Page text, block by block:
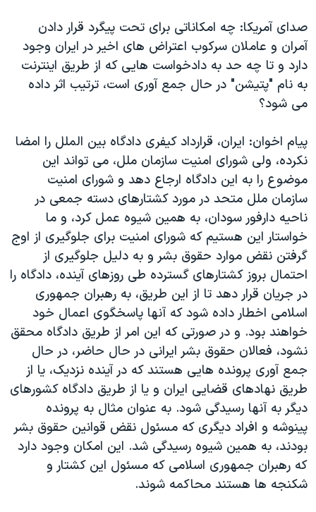
صدای آمریکا: چه امکاناتی برای تحت پیگرد قرار دادن
آمران و عاملان سرکوب اعتراض های اخیر در ایران وجود
دارد و تا چه حد به دادخواست هایی که از طریق اینترنت
به نام "پتیشن" در حال جمع آوری است، ترتیب اثر داده
می شود؟
پیام اخوان: ایران، قرارداد کیفری دادگاه بین الملل را امضا
نکرده، ولی شورای امنیت سازمان ملل، می تواند این
موضوع را به این دادگاه ارجاع دهد و شورای امنیت
سازمان ملل متحد در مورد کشتارهای دسته جمعی در
ناحیه دارفور سودان، به همین شیوه عمل کرد، و ما
خواستار این هستیم که شورای امنیت برای جلوگیری از اوج
گرفتن نقض موارد حقوق بشر و به دلیل جلوگیری از
احتمال بروز کشتارهای گسترده طی روزهای آینده، دادگاه را
در جریان قرار دهد تا از این طریق، به رهبران جمهوری
اسلامی اخطار داده شود که آنها پاسخگوی اعمال خود
خواهند بود. و در صورتی که این امر از طریق دادگاه محقق
نشود، فعالان حقوق بشر ایرانی در حال حاضر، در حال
جمع آوری پرونده هایی هستند که در آینده نزدیک، یا از
طریق نهادهای قضایی ایران و یا از طریق دادگاه کشورهای
دیگر به آنها رسیدگی شود. به عنوان مثال به پرونده
پینوشه و افراد دیگری که مسئول نقض قوانین حقوق بشر
بودند، به همین شیوه رسیدگی شد. این امکان وجود دارد
که رهبران جمهوری اسلامی که مسئول این کشتار و
شکنجه ها هستند محاکمه شوند.